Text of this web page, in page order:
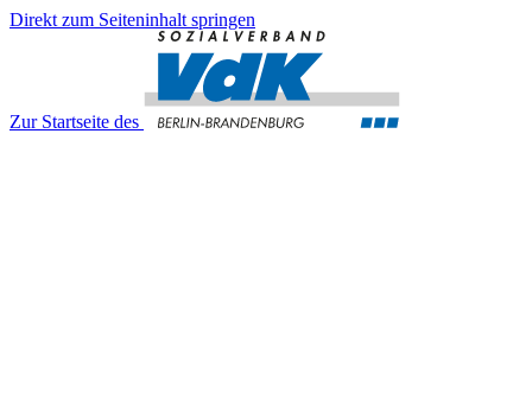
Direkt zum Seiteninhalt springen
Zur Startseite des